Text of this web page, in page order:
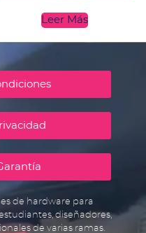
Leer Más
de hardware para
diseñadores,
de varias ramas.